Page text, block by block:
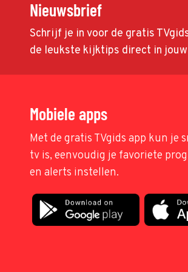
Nieuwsbrief
Schrijf je in voor de gratis
de leukste kijktips direct in
Mobiele apps
Met de gratis TVgids app kun je
tv is, eenvoudig je favoriete
en alerts instellen.